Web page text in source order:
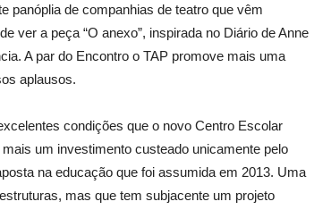
panóplia de companhias de teatro que vêm
ver a peça “O anexo”, inspirada no Diário de Anne
A par do Encontro o TAP promove mais uma
aplausos.
condições que o novo Centro Escolar
um investimento custeado unicamente pelo
na educação que foi assumida em 2013. Uma
mas que tem subjacente um projeto